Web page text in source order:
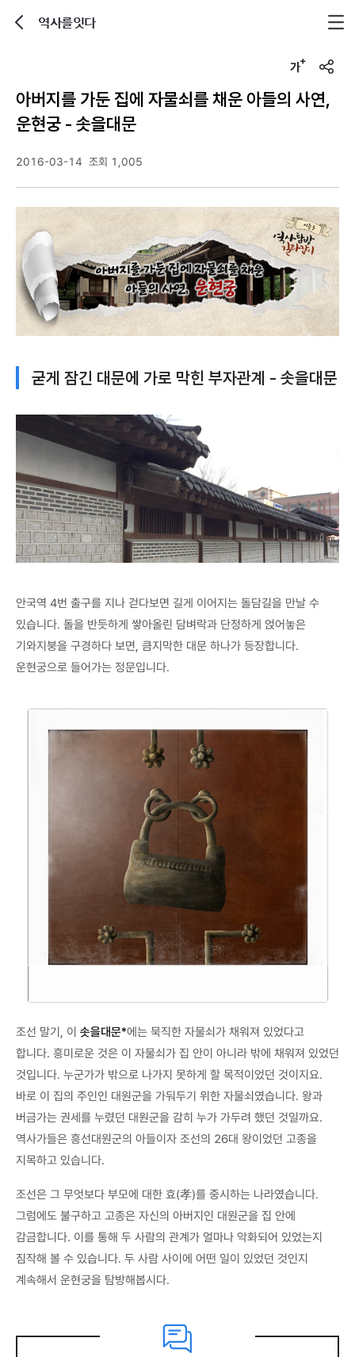
역사를잇다
u
l
아버지를 가둔 집에 자물쇠를 채운 아들의 사연,
운현궁 - 솟을대문
2016-03-14 조회 1,005
굳게 잠긴 대문에 가로 막힌 부자관계 - 솟을대문
안국역 4번 출구를 지나 걷다보면 길게 이어지는 돌담길을 만날 수
있습니다. 돌을 반듯하게 쌓아올린 담벼락과 단정하게 얹어놓은
기와지붕을 구경하다 보면, 큼지막한 대문 하나가 등장합니다.
운현궁으로 들어가는 정문입니다.
조선 말기, 이 솟을대문*에는 묵직한 자물쇠가 채워져 있었다고
합니다. 흥미로운 것은 이 자물쇠가 집 안이 아니라 밖에 채워져 있었던
것입니다. 누군가가 밖으로 나가지 못하게 할 목적이었던 것이지요.
바로 이 집의 주인인 대원군을 가둬두기 위한 자물쇠였습니다. 왕과
버금가는 권세를 누렸던 대원군을 감히 누가 가두려 했던 것일까요.
역사가들은 흥선대원군의 아들이자 조선의 26대 왕이었던 고종을
지목하고 있습니다.
조선은 그 무엇보다 부모에 대한 효(孝)를 중시하는 나라였습니다.
그럼에도 불구하고 고종은 자신의 아버지인 대원군을 집 안에
감금합니다. 이를 통해 두 사람의 관계가 얼마나 악화되어 있었는지
짐작해 볼 수 있습니다. 두 사람 사이에 어떤 일이 있었던 것인지
계속해서 운현궁을 탐방해봅시다.